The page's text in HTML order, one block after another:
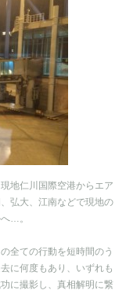
地仁川国際空港からエア
弘大、江南などで現地の
…。
全ての行動を短時間のう
に何度もあり、いずれも
に撮影し、真相解明に繋